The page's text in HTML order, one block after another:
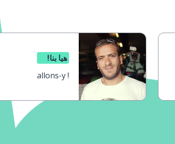
هيا بنا!
allons-y !